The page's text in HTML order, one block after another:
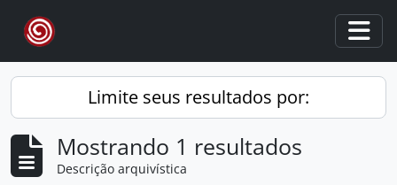
Skip to main content
Limite seus resultados por:
Mostrando 1 resultados
Descrição arquivística